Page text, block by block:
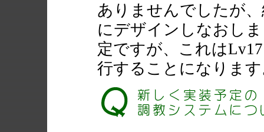
ありませんでしたが
にデザインしなおし
定ですが、これは
行することになりま